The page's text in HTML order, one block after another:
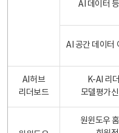
AI 데이터
AI 공간 데이터
AI허브
리더보드
K-AI 리
모델평가
원윈도우